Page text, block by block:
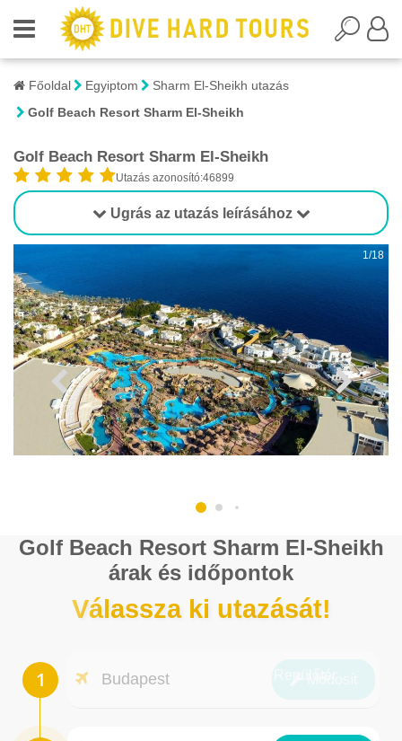
Főoldal Egyiptom
Sharm El-Sheikh utazás
Golf Beach Resort Sharm El-Sheikh
Golf Beach Resort Sharm El-Sheikh
Utazás azonosító:46899
Ugrás az utazás leírásához
1/18
Golf Beach Resort Sharm El-Sheikh
árak és időpontok
Válassza ki utazását!
Budapest